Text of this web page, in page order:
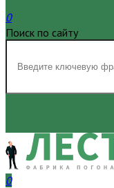
0
Поиск по сайту
0